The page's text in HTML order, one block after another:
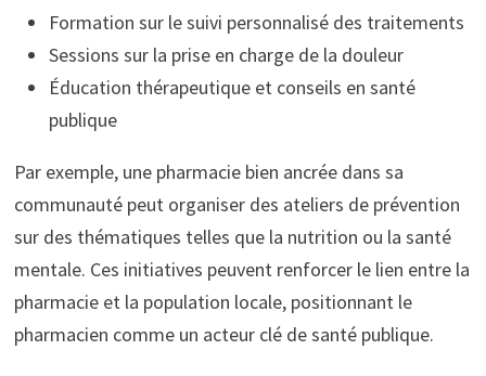
Formation sur le suivi personnalisé des traitements
Sessions sur la prise en charge de la douleur
Éducation thérapeutique et conseils en santé
publique
Par exemple, une pharmacie bien ancrée dans sa
communauté peut organiser des ateliers de prévention
sur des thématiques telles que la nutrition ou la santé
mentale. Ces initiatives peuvent renforcer le lien entre la
pharmacie et la population locale, positionnant le
pharmacien comme un acteur clé de santé publique.